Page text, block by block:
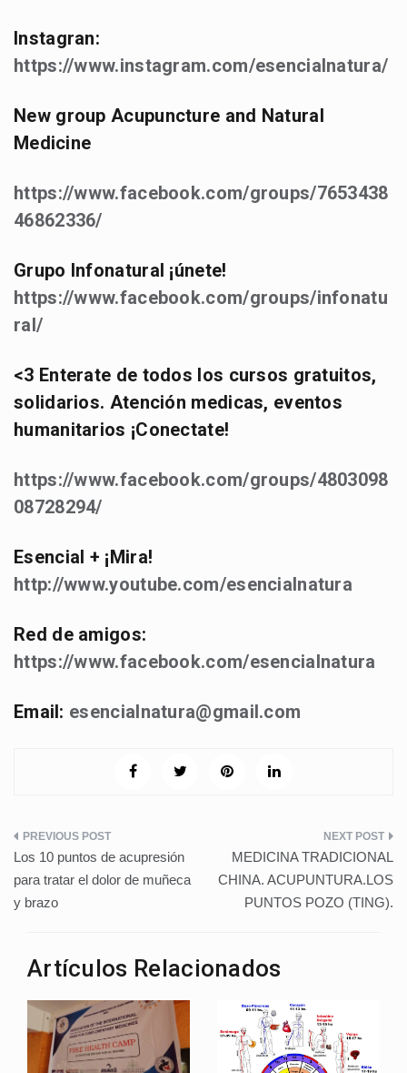
Instagran:
https://www.instagram.com/esencialnatura/
New group Acupuncture and Natural
Medicine
https://www.facebook.com/groups/7653438
46862336/
Grupo Infonatural ¡únete!
https://www.facebook.com/groups/infonatu
ral/
<3 Enterate de todos los cursos gratuitos,
solidarios. Atención medicas, eventos
humanitarios ¡Conectate!
https://www.facebook.com/groups/4803098
08728294/
Esencial + ¡Mira!
http://www.youtube.com/esencialnatura
Red de amigos:
https://www.facebook.com/esencialnatura
Email: esencialnatura@gmail.com
Navegación
de
entradas
Los 10 puntos de acupresión
para tratar el dolor de muñeca
y brazo
MEDICINA TRADICIONAL
CHINA. ACUPUNTURA.LOS
PUNTOS POZO (TING).
Artículos Relacionados